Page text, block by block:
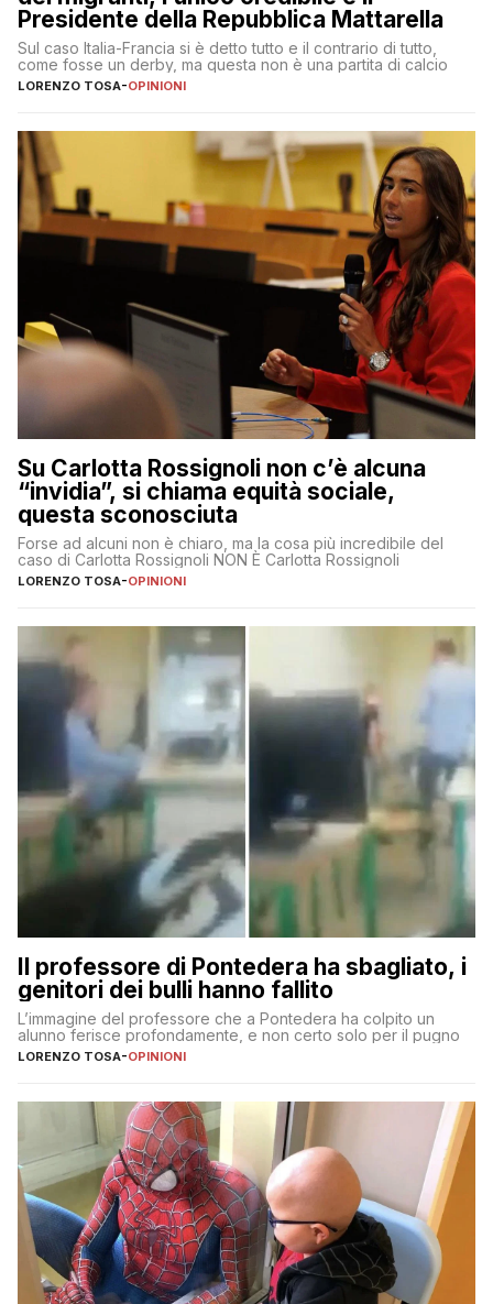
Presidente della Repubblica Mattarella
Sul caso Italia-Francia si è detto tutto e il contrario di tutto,
come fosse un derby, ma questa non è una partita di calcio
LORENZO TOSA-OPINIONI
Su Carlotta Rossignoli non c’è alcuna
“invidia”, si chiama equità sociale,
questa sconosciuta
Forse ad alcuni non è chiaro, ma la cosa più incredibile del
caso di Carlotta Rossignoli NON È Carlotta Rossignoli
LORENZO TOSA-OPINIONI
Il professore di Pontedera ha sbagliato, i
genitori dei bulli hanno fallito
L’immagine del professore che a Pontedera ha colpito un
alunno ferisce profondamente, e non certo solo per il pugno
LORENZO TOSA-OPINIONI